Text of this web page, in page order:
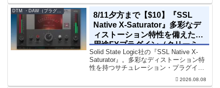
8/11夕方まで【$10】『SSL
Native X-Saturator』多彩なデ
ィストーション特性を備えた多
用途FXプラグイン（クリーミ
ィ＆ウォームなサウンド）
Solid State Logic社の『SSL Native X-
Saturator』。多彩なディストーション特
性を持つサチュレーション・プラグイン
です。音楽制作者、エンジニアの間でも
評価の高い製品です。競合するサチュレ
2026.08.08